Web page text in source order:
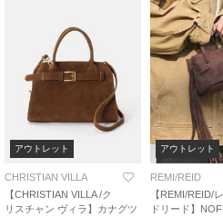
アウトレット
CHRISTIAN VILLA
【CHRISTIAN VILLA /ク
リスチャン ヴィラ】カナグツ
アウトレット
REMI/REID
【REMI/REID/
ドリード】